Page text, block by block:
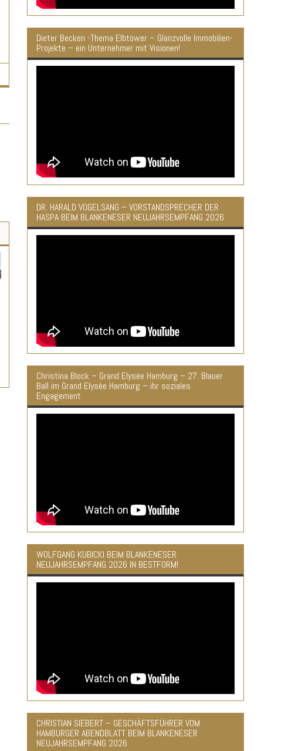
Dieter Becken -Thema Elbtower – Glanzvolle Immobilien-
Projekte – ein Unternehmer mit Visionen!
DR. HARALD VOGELSANG – VORSTANDSPRECHER DER
HASPA BEIM BLANKENESER NEUJAHRSEMPFANG 2026
Christina Block – Grand Elysée Hamburg – 27. Blauer
Ball im Grand Elysèe Hamburg – ihr soziales
Engagement
WOLFGANG KUBICKI BEIM BLANKENESER
NEUJAHRSEMPFANG 2026 IN BESTFORM!
CHRISTIAN SIEBERT – GESCHÄFTSFÜHRER VOM
HAMBURGER ABENDBLATT BEIM BLANKENESER
NEUJAHRSEMPFANG 2026